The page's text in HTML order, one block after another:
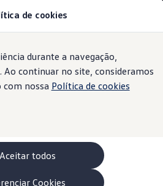
de cookies
durante a navegação,
Ao continuar no site, consideramos
com nossa Política de cookies
Aceitar todos
Cookies
segurança
VW
frenagem
pós-colisão